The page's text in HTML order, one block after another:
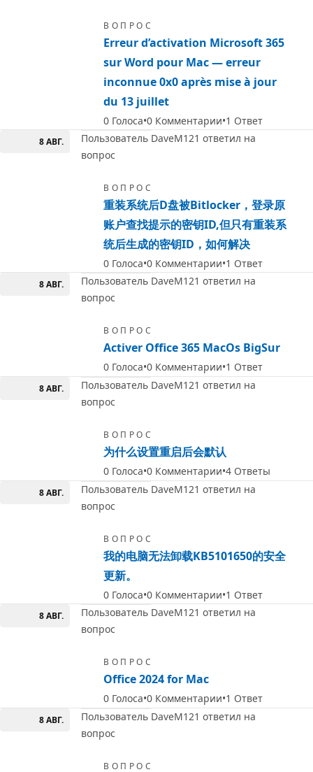
ВОПРОС
Erreur d’activation Microsoft 365
sur Word pour Mac — erreur
inconnue 0x0 après mise à jour
du 13 juillet
0 Голоса 0 Комментарии 1 Ответ
8 АВГ.
Пользователь DaveM121 ответил на
вопрос
ВОПРОС
重装系统后D盘被Bitlocker，登录原
账户查找提示的密钥ID,但只有重装系
统后生成的密钥ID，如何解决
0 Голоса 0 Комментарии 1 Ответ
8 АВГ.
Пользователь DaveM121 ответил на
вопрос
ВОПРОС
Activer Office 365 MacOs BigSur
0 Голоса 0 Комментарии 1 Ответ
8 АВГ.
Пользователь DaveM121 ответил на
вопрос
ВОПРОС
为什么设置重启后会默认
0 Голоса 0 Комментарии 4 Ответы
8 АВГ.
Пользователь DaveM121 ответил на
вопрос
ВОПРОС
我的电脑无法卸载KB5101650的安全
更新。
0 Голоса 0 Комментарии 1 Ответ
8 АВГ.
Пользователь DaveM121 ответил на
вопрос
ВОПРОС
Office 2024 for Mac
0 Голоса 0 Комментарии 1 Ответ
8 АВГ.
Пользователь DaveM121 ответил на
вопрос
ВОПРОС